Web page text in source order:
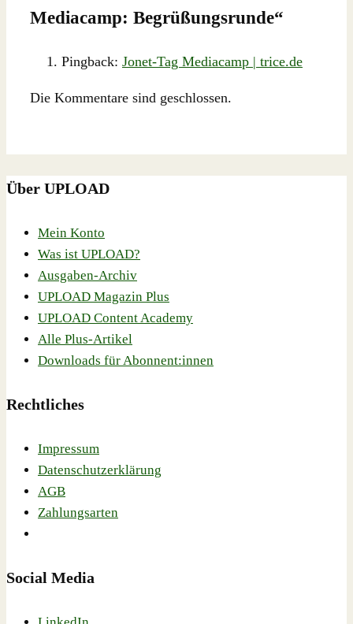
Mediacamp: Begrüßungsrunde“
Pingback: Jonet-Tag Mediacamp | trice.de
Die Kommentare sind geschlossen.
Über UPLOAD
Mein Konto
Was ist UPLOAD?
Ausgaben-Archiv
UPLOAD Magazin Plus
UPLOAD Content Academy
Alle Plus-Artikel
Downloads für Abonnent:innen
Rechtliches
Impressum
Datenschutzerklärung
AGB
Zahlungsarten
Social Media